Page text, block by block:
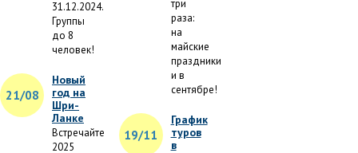
31.12.2024.
Группы
до 8
человек!
21/08
Новый
год на
Шри-
Ланке
Встречайте
2025
три
раза:
на
майские
праздники
и в
сентябре!
19/11
График
туров
в